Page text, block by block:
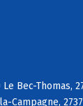
Bec-Thomas,
Campagne,